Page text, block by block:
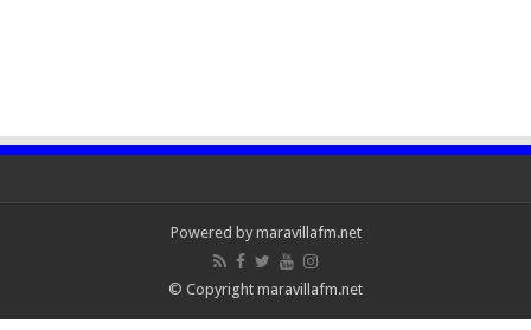
Powered by maravillafm.net
© Copyright maravillafm.net